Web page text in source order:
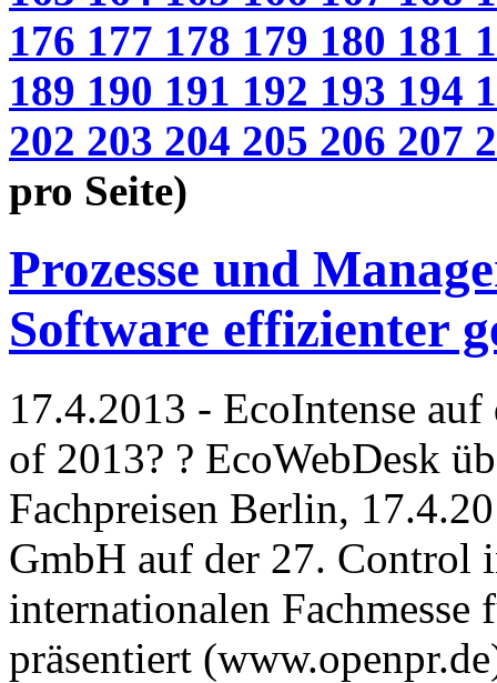
176 177 178 179 180 181
189 190 191 192 193 194
202 203 204 205 206 207
pro Seite)
Prozesse und
Software effizienter
17.4.2013 - EcoIntense
of 2013? ? EcoWebDesk
Fachpreisen Berlin,
GmbH auf der 27. Control
internationalen
präsentiert